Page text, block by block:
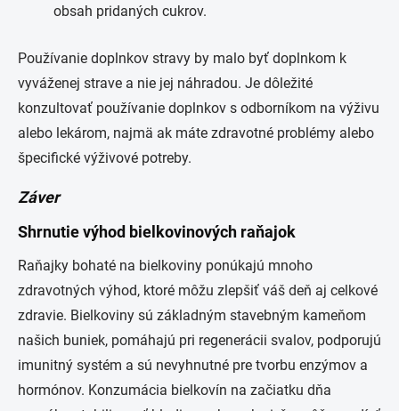
obsah pridaných cukrov.
Používanie doplnkov stravy by malo byť doplnkom k
vyváženej strave a nie jej náhradou. Je dôležité
konzultovať používanie doplnkov s odborníkom na výživu
alebo lekárom, najmä ak máte zdravotné problémy alebo
špecifické výživové potreby.
Záver
Shrnutie výhod bielkovinových raňajok
Raňajky bohaté na bielkoviny ponúkajú mnoho
zdravotných výhod, ktoré môžu zlepšiť váš deň aj celkové
zdravie. Bielkoviny sú základným stavebným kameňom
našich buniek, pomáhajú pri regenerácii svalov, podporujú
imunitný systém a sú nevyhnutné pre tvorbu enzýmov a
hormónov. Konzumácia bielkovín na začiatku dňa